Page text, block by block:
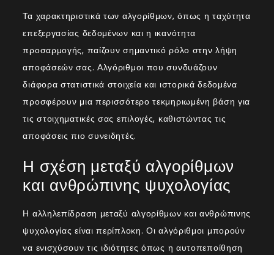
Τα χαρακτηριστικά των αλγορίθμων, όπως η ταχύτητα
επεξεργασίας δεδομένων και η ικανότητα
προσαρμογής, παίζουν σημαντικό ρόλο στην λήψη
αποφάσεών σας. Αλγόριθμοι που συνδυάζουν
διάφορα στατιστικά στοιχεία και ιστορικά δεδομένα
προσφέρουν μια περισσότερο τεκμηριωμένη βάση για
τις στοιχηματικές σας επιλογές, καθιστώντας τις
αποφάσεις πιο συνειδητές.
Η σχέση μεταξύ αλγορίθμων
και ανθρώπινης ψυχολογίας
Η αλληλεπίδραση μεταξύ αλγορίθμων και ανθρώπινης
ψυχολογίας είναι περίπλοκη. Οι αλγόριθμοι μπορούν
να ενισχύσουν τις ιδιότητες όπως η αυτοπεποίθηση